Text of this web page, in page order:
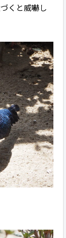
くと威嚇し